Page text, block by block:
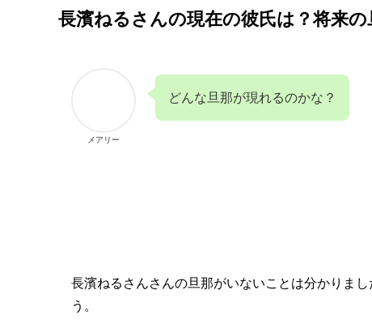
長濱ねるさんの現在の彼氏は？将来の
メアリー
どんな旦那が現れるのかな？
長濱ねるさんさんの旦那がいないことは分かりま
う。